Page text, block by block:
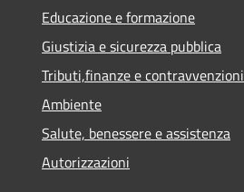
Educazione e formazione
Giustizia e sicurezza pubblica
Tributi,finanze e contravvenzioni
Ambiente
Salute, benessere e assistenza
Autorizzazioni